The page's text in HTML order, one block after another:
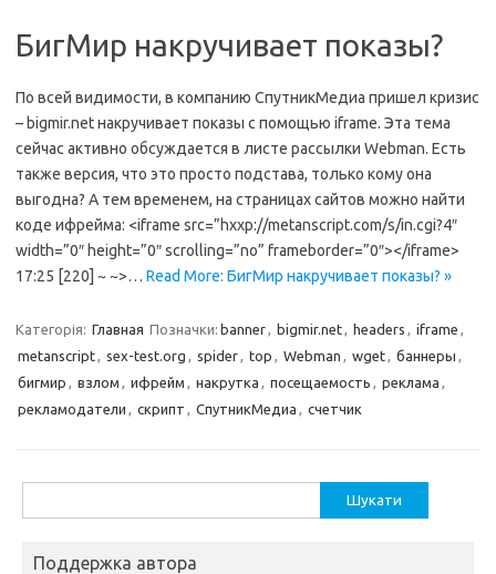
БигМир накручивает показы?
По всей видимости, в компанию СпутникМедиа пришел кризис
– bigmir.net накручивает показы с помощью iframe. Эта тема
сейчас активно обсуждается в листе рассылки Webman. Есть
также версия, что это просто подстава, только кому она
выгодна? А тем временем, на страницах сайтов можно найти
коде ифрейма: <iframe src=”hxxp://metanscript.com/s/in.cgi?4″
width=”0″ height=”0″ scrolling=”no” frameborder=”0″></iframe>
17:25 [220] ~ ~>… Read More: БигМир накручивает показы? »
Категорія: Главная Позначки: banner, bigmir.net, headers , iframe ,
metanscript, sex-test.org , spider, top , Webman , wget, баннеры ,
бигмир , взлом , ифрейм , накрутка , посещаемость , реклама ,
рекламодатели , скрипт , СпутникМедиа , счетчик
Поддержка автора